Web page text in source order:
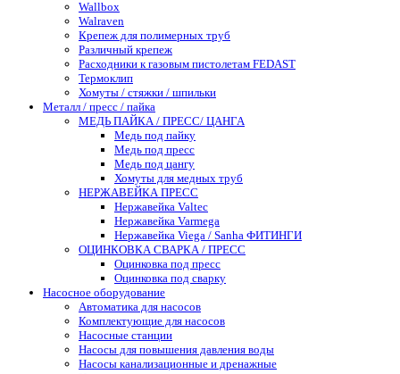
Wallbox
Walraven
Крепеж для полимерных труб
Различный крепеж
Расходники к газовым пистолетам FEDAST
Термоклип
Хомуты / стяжки / шпильки
Металл / пресс / пайка
МЕДЬ ПАЙКА / ПРЕСС/ ЦАНГА
Медь под пайку
Медь под пресс
Медь под цангу
Хомуты для медных труб
НЕРЖАВЕЙКА ПРЕСС
Нержавейка Valtec
Нержавейка Varmega
Нержавейка Viega / Sanha ФИТИНГИ
ОЦИНКОВКА СВАРКА / ПРЕСС
Оцинковка под пресс
Оцинковка под сварку
Насосное оборудование
Автоматика для насосов
Комплектующие для насосов
Насосные станции
Насосы для повышения давления воды
Насосы канализационные и дренажные